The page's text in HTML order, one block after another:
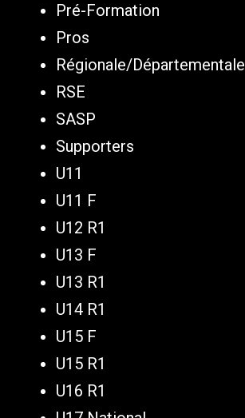
Pré-Formation
Pros
Régionale/Départementale
RSE
SASP
Supporters
U11
U11 F
U12 R1
U13 F
U13 R1
U14 R1
U15 F
U15 R1
U16 R1